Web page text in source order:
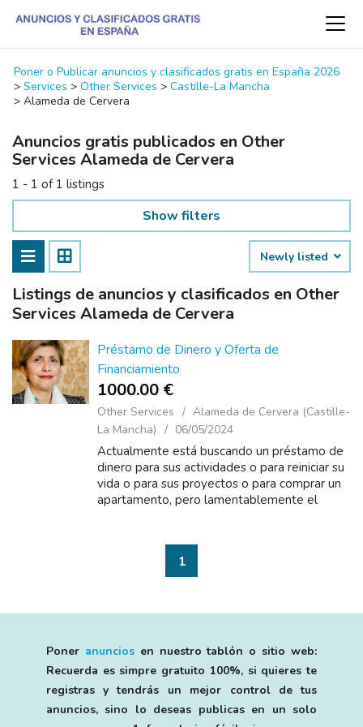
Poner o Publicar anuncios y clasificados gratis en España 2026
> Services > Other Services > Castille-La Mancha
> Alameda de Cervera
Anuncios gratis publicados en Other
Services Alameda de Cervera
1 - 1 of 1 listings
Show filters
Newly listed
Listings de anuncios y clasificados en Other
Services Alameda de Cervera
Préstamo de Dinero y Oferta de
Financiamiento
1000.00 €
Other Services
Alameda de Cervera (Castille-
La Mancha)
06/05/2024
Actualmente está buscando un préstamo de
dinero para sus actividades o para reiniciar su
vida o para sus proyectos o para comprar un
apartamento, pero lamentablemente el
1
Poner anunciosen nuestro tablón o sitio web:
Recuerda es simpre gratuito 100%, si quieres te
registras y tendrás un mejor control de tus
anuncios, sino lo deseas publicas en un solo